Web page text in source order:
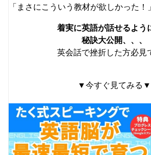
「まさにこういう教材が欲しかった！」
着実に英語が話せるよう
秘訣大公開、、、
英会話で挫折した方必見
▼今すぐ見てみる▼